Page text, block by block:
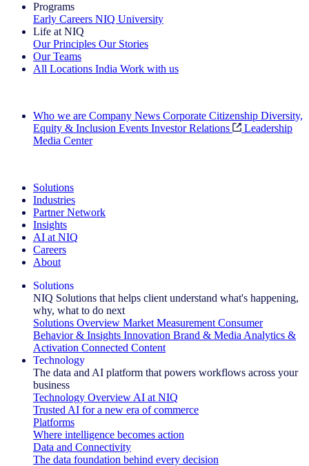
Programs
Early Careers NIQ University
Life at NIQ
Our Principles Our Stories
Our Teams
All Locations India Work with us
Who we are Company News Corporate Citizenship Diversity,
Equity & Inclusion Events Investor Relations
Leadership
Media Center
Solutions
Industries
Partner Network
Insights
AI at NIQ
Careers
About
Solutions
NIQ Solutions that helps client understand what's happening,
why, what to do next
Solutions Overview Market Measurement Consumer
Behavior & Insights Innovation Brand & Media Analytics &
Activation Connected Content
Technology
The data and AI platform that powers workflows across your
business
Technology Overview AI at NIQ
Trusted AI for a new era of commerce
Platforms
Where intelligence becomes action
Data and Connectivity
The data foundation behind every decision